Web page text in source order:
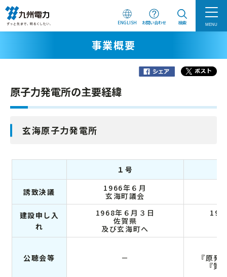
ENGLISH お問い合わせ 検索 MENU
事業概要
原子力発電所の主要経緯
玄海原子力発電所
１号
誘致決議
1966年６月
玄海町議会
建設申し入
れ
1968年６月３日
佐賀県
及び玄海町へ
公聴会等 －
『原発
『質